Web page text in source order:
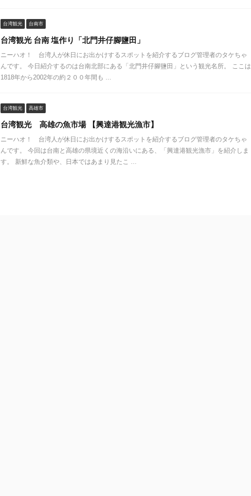
台湾観光 台南市
台湾観光 台南 塩作り「北門井仔腳鹽田」
ニーハオ！ 台湾人が休日にお出かけするスポットを紹介するブログ管理者のタケちゃ
んです。 今日紹介するのは台南北部にある「北門井仔腳鹽田」という観光名所。 ここは
1818年から2002年の約２００年間も ...
台湾観光 高雄市
台湾観光 高雄の魚市場 【興達港観光漁市】
ニーハオ！ 台湾人が休日にお出かけするスポットを紹介するブログ管理者のタケちゃ
んです。 今回は台南と高雄の県境近くの海沿いにある、「興達港観光漁市」を紹介しま
す。 新鮮な魚介類や、日本ではあまり見たこ ...